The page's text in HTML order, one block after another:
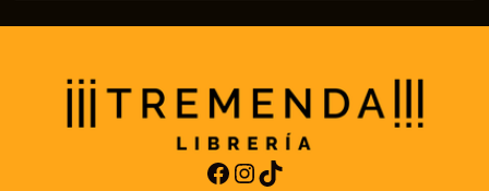
Facebook
Instagram
TikTok